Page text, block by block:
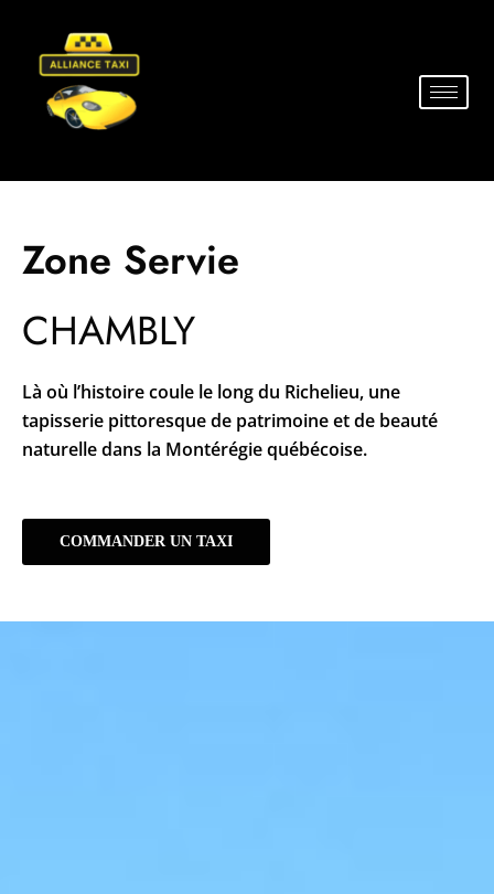
Zone Servie
CHAMBLY
Là où l’histoire coule le long du Richelieu, une
tapisserie pittoresque de patrimoine et de beauté
naturelle dans la Montérégie québécoise.
COMMANDER UN TAXI